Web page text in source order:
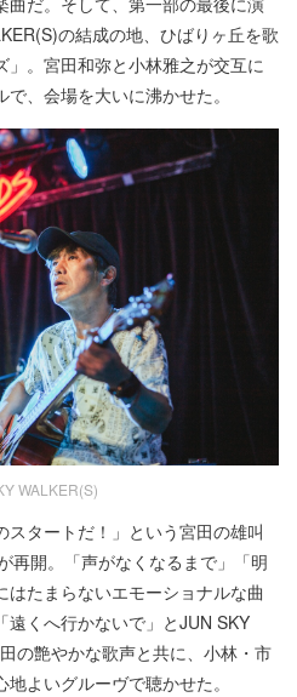
の結成の地、ひばりヶ丘を歌
」。宮田和弥と小林雅之が交互に
、会場を大いに沸かせた。
WALKER(S)
タートだ！」という宮田の雄叫
再開。「声がなくなるまで」「明
はたまらないエモーショナルな曲
くへ行かないで」とJUN SKY
の艶やかな歌声と共に、小林・市
よいグルーヴで聴かせた。